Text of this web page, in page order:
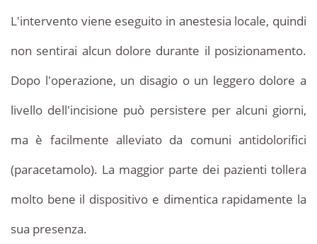
L'intervento viene eseguito in anestesia locale, quindi
non sentirai alcun dolore durante il posizionamento.
Dopo l'operazione, un disagio o un leggero dolore a
livello dell'incisione può persistere per alcuni giorni,
ma è facilmente alleviato da comuni antidolorifici
(paracetamolo). La maggior parte dei pazienti tollera
molto bene il dispositivo e dimentica rapidamente la
sua presenza.